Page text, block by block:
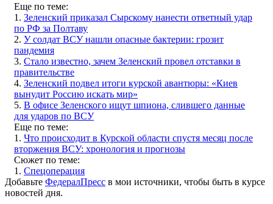
Еще по теме:
1. Зеленский приказал Сырскому нанести ответный удар
по РФ за Полтаву
2. У солдат ВСУ нашли опасные бактерии: грозит
пандемия
3. Стало известно, зачем Зеленский провел отставки в
правительстве
4. Зеленский подвел итоги курской авантюры: «Киев
вынудит Россию искать мир»
5. В офисе Зеленского ищут шпиона, слившего данные
для ударов по ВСУ
Еще по теме:
1. Что происходит в Курской области спустя месяц после
вторжения ВСУ: хронология и прогнозы
Сюжет по теме:
1. Спецоперация
Добавьте ФедералПресс в мои источники, чтобы быть в курсе
новостей дня.